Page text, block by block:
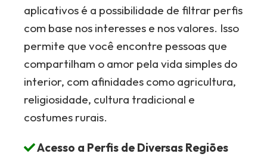
aplicativos é a possibilidade de filtrar perfis
com base nos interesses e nos valores. Isso
permite que você encontre pessoas que
compartilham o amor pela vida simples do
interior, com afinidades como agricultura,
religiosidade, cultura tradicional e
costumes rurais.
Acesso a Perfis de Diversas Regiões